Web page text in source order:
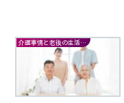
介護事情と老後の生活の知恵